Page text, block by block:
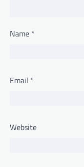
Name *
Email *
Website